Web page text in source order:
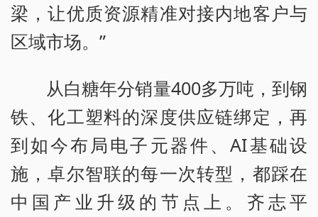
梁，让优质资源精准对接内地客户与
区域市场。”
从白糖年分销量400多万吨，到钢
铁、化工塑料的深度供应链绑定，再
到如今布局电子元器件、AI基础设
施，卓尔智联的每一次转型，都踩在
中国产业升级的节点上。齐志平